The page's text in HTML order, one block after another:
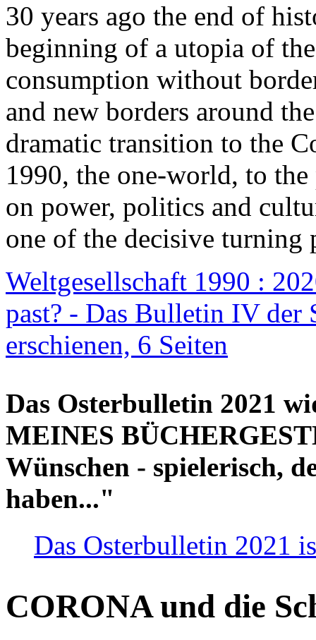
30 years ago the end of
beginning of a utopia of
consumption without
and new borders around
dramatic transition to the
1990, the one-world, to the
on power, politics and
one of the decisive turning
Weltgesellschaft 1990 :
past? - Das Bulletin IV der
erschienen, 6 Seiten
Das Osterbulletin 2021
MEINES
Wünschen - spielerisch,
haben..."
Das Osterbulletin 2021
CORONA und die